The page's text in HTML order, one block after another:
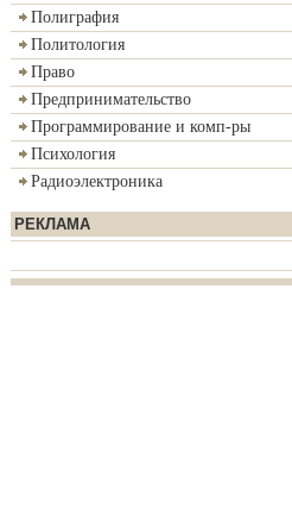
Полиграфия
Политология
Право
Предпринимательство
Программирование и комп-ры
Психология
Радиоэлектроника
РЕКЛАМА